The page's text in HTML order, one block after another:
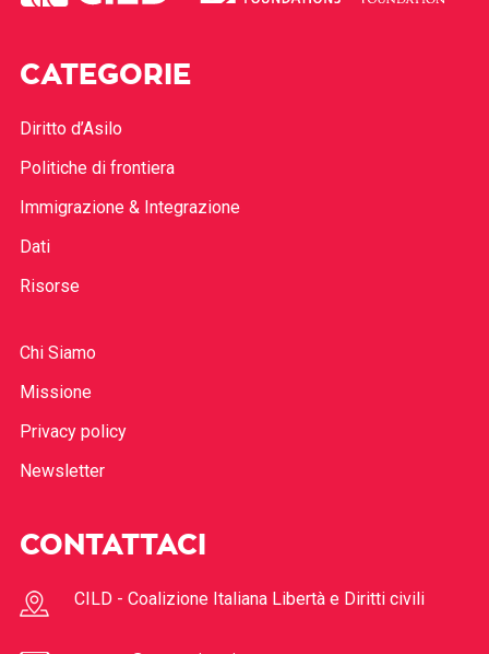
CATEGORIE
Diritto d’Asilo
Politiche di frontiera
Immigrazione & Integrazione
Dati
Risorse
Chi Siamo
Missione
Privacy policy
Newsletter
CONTATTACI
CILD - Coalizione Italiana Libertà e Diritti civili